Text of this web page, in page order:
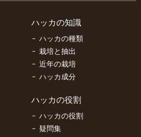
ハッカの知識
ハッカの種類
栽培と抽出
近年の栽培
ハッカ成分
ハッカの役割
ハッカの役割
疑問集